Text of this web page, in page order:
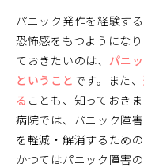
パニック発作を経験す
恐怖感をもつようにな
ておきたいのは、 パニ
ということ です。また、
る ことも、知っておきま
病院では、パニック障
を軽減・解消するための
かつてはパニック障害